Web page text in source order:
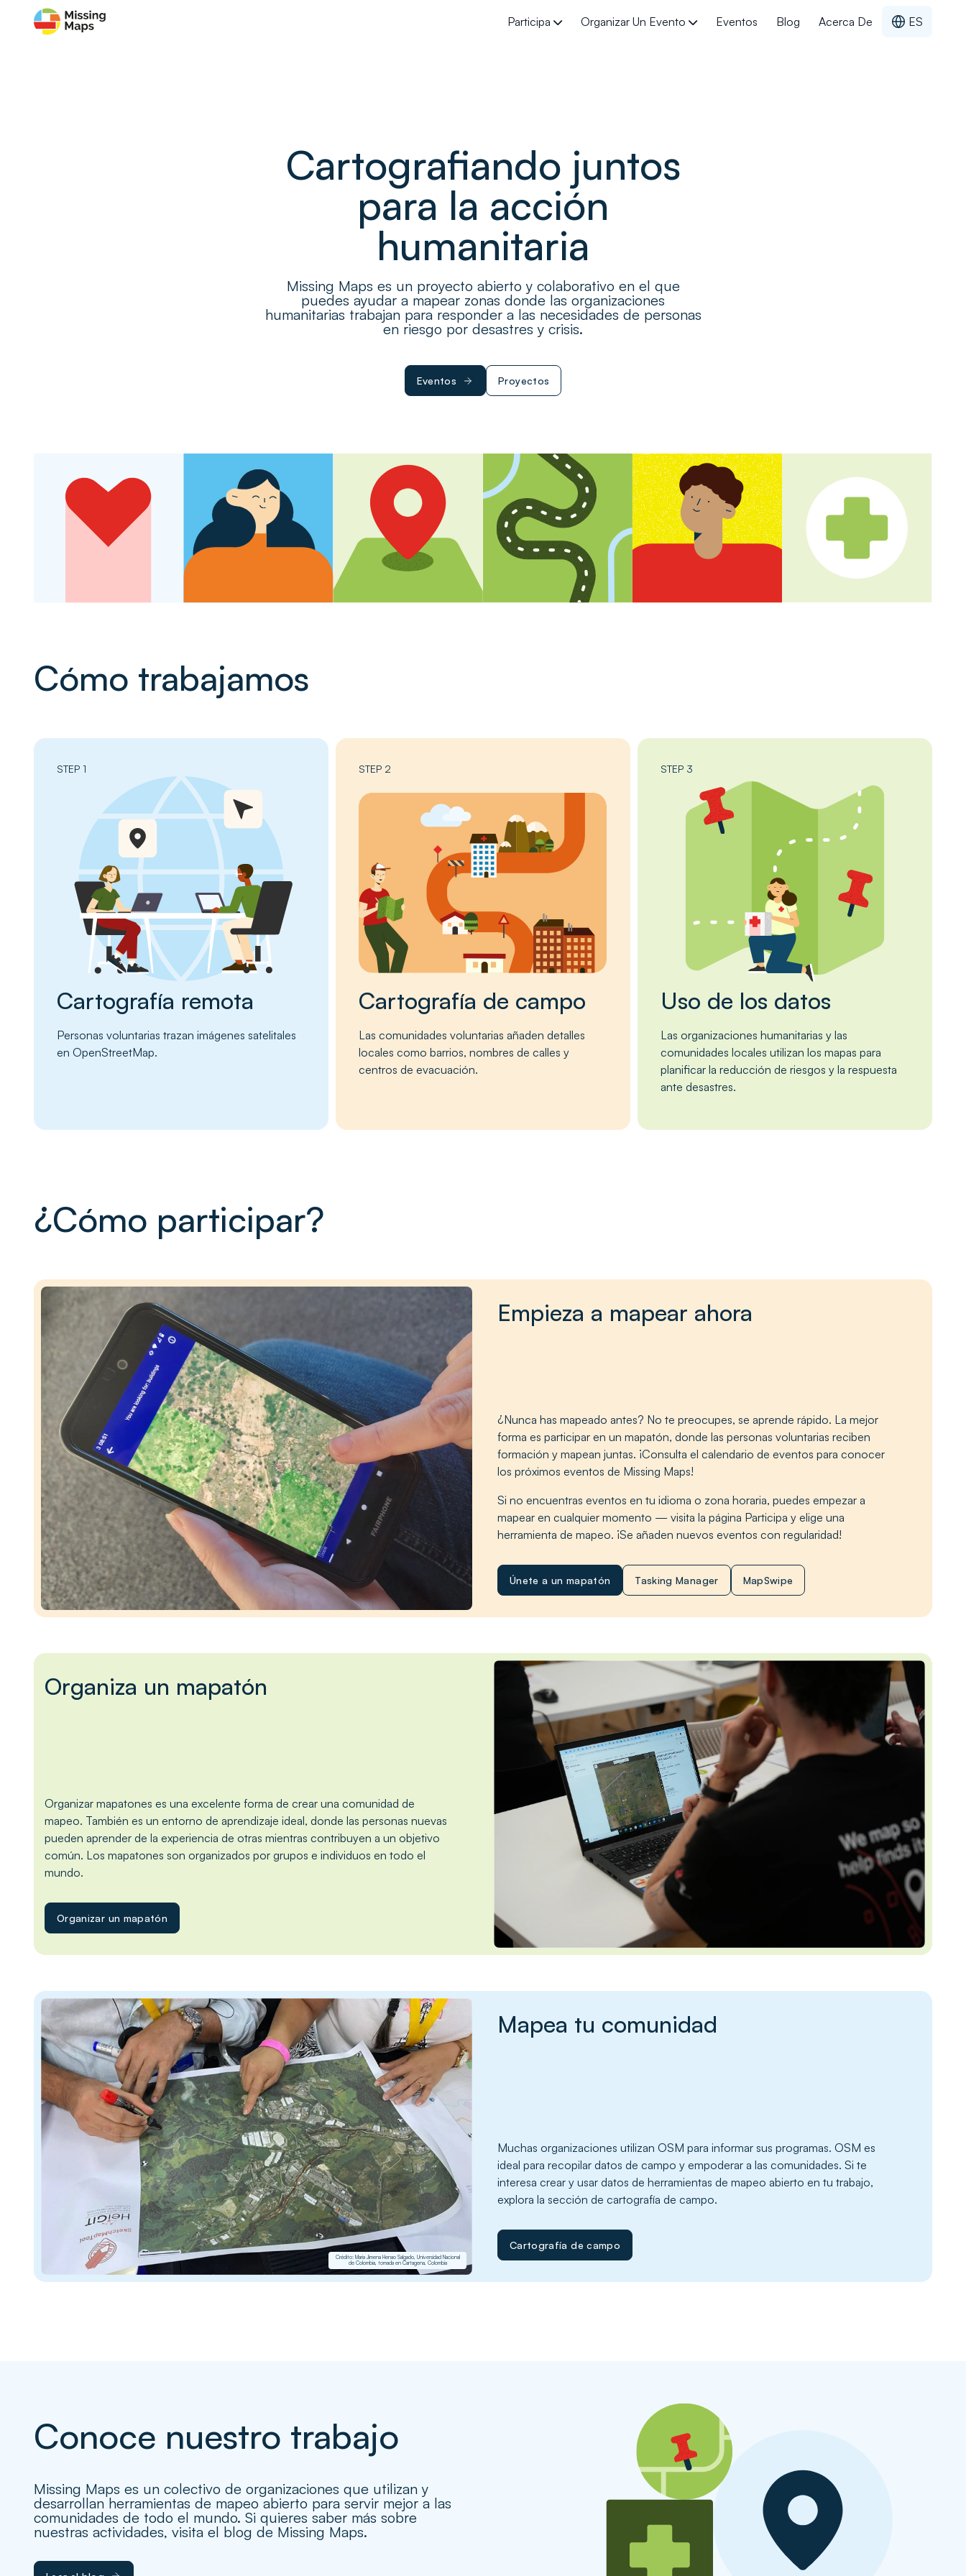
Participa
Proyectos actuales
Organizar Un Evento Eventos Blog Acerca De ES
Cartografiando juntos
para la acción
humanitaria
Missing Maps es un proyecto abierto y colaborativo en el que
puedes ayudar a mapear zonas donde las organizaciones
humanitarias trabajan para responder a las necesidades de personas
en riesgo por desastres y crisis.
Eventos Proyectos
Cómo trabajamos
STEP 1
Cartografía remota
Personas voluntarias trazan imágenes satelitales
en OpenStreetMap.
STEP 2
Cartografía de campo
Las comunidades voluntarias añaden detalles
locales como barrios, nombres de calles y
centros de evacuación.
STEP 3
Uso de los datos
Las organizaciones humanitarias y las
comunidades locales utilizan los mapas para
planificar la reducción de riesgos y la respuesta
ante desastres.
¿Cómo participar?
Empieza a mapear ahora
¿Nunca has mapeado antes? No te preocupes, se aprende rápido. La mejor
forma es participar en un mapatón, donde las personas voluntarias reciben
formación y mapean juntas. ¡Consulta el calendario de eventos para conocer
los próximos eventos de Missing Maps!
Si no encuentras eventos en tu idioma o zona horaria, puedes empezar a
mapear en cualquier momento — visita la página Participa y elige una
herramienta de mapeo. ¡Se añaden nuevos eventos con regularidad!
Únete a un mapatón Tasking Manager MapSwipe
Organiza un mapatón
Organizar mapatones es una excelente forma de crear una comunidad de
mapeo. También es un entorno de aprendizaje ideal, donde las personas nuevas
pueden aprender de la experiencia de otras mientras contribuyen a un objetivo
común. Los mapatones son organizados por grupos e individuos en todo el
mundo.
Organizar un mapatón
Crédito: Maria Jimena Henao Salgado, Universidad Nacional
de Colombia, tomada en Cartagena, Colombia
Mapea tu comunidad
Muchas organizaciones utilizan OSM para informar sus programas. OSM es
ideal para recopilar datos de campo y empoderar a las comunidades. Si te
interesa crear y usar datos de herramientas de mapeo abierto en tu trabajo,
explora la sección de cartografía de campo.
Cartografía de campo
Conoce nuestro trabajo
Missing Maps es un colectivo de organizaciones que utilizan y
desarrollan herramientas de mapeo abierto para servir mejor a las
comunidades de todo el mundo. Si quieres saber más sobre
nuestras actividades, visita el blog de Missing Maps.